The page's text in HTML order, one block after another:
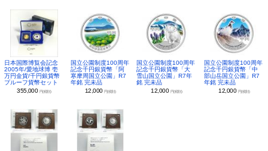
日本国際博覧会記念
2005年/愛地球博 壱
万円金貨/千円銀貨幣
プルーフ貨幣セット
355,000 円(税別)
国立公園制度100周年
記念千円銀貨幣「阿
寒摩周国立公園」R7
年銘 完未品
12,000 円(税別)
国立公園制度100周年
記念千円銀貨幣「大
雪山国立公園」R7年
銘 完未品
12,000 円(税別)
国立公園制度100周年
記念千円銀貨幣「中
部山岳国立公園」R7
年銘 完未品
12,000 円(税別)